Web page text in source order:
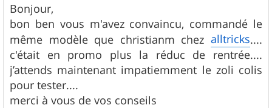
s
s
a
g
e
Bonjour,
bon ben vous m'avez convaincu, commandé le
même modèle que christianm chez alltricks....
c'était en promo plus la réduc de rentrée....
j’attends maintenant impatiemment le zoli colis
pour tester....
merci à vous de vos conseils